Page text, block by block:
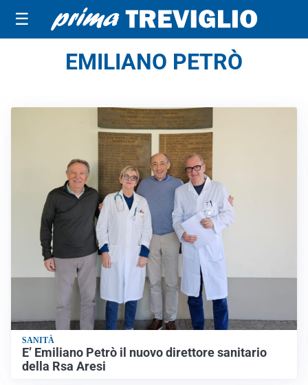
☰
EMILIANO PETRÒ
SANITÀ
E’ Emiliano Petrò il nuovo direttore sanitario
della Rsa Aresi